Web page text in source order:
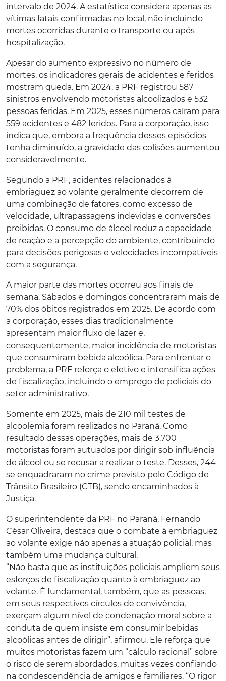
intervalo de 2024. A estatística considera apenas as
vítimas fatais confirmadas no local, não incluindo
mortes ocorridas durante o transporte ou após
hospitalização.
Apesar do aumento expressivo no número de
mortes, os indicadores gerais de acidentes e feridos
mostram queda. Em 2024, a PRF registrou 587
sinistros envolvendo motoristas alcoolizados e 532
pessoas feridas. Em 2025, esses números caíram para
559 acidentes e 482 feridos. Para a corporação, isso
indica que, embora a frequência desses episódios
tenha diminuído, a gravidade das colisões aumentou
consideravelmente.
Segundo a PRF, acidentes relacionados à
embriaguez ao volante geralmente decorrem de
uma combinação de fatores, como excesso de
velocidade, ultrapassagens indevidas e conversões
proibidas. O consumo de álcool reduz a capacidade
de reação e a percepção do ambiente, contribuindo
para decisões perigosas e velocidades incompatíveis
com a segurança.
A maior parte das mortes ocorreu aos finais de
semana. Sábados e domingos concentraram mais de
70% dos óbitos registrados em 2025. De acordo com
a corporação, esses dias tradicionalmente
apresentam maior fluxo de lazer e,
consequentemente, maior incidência de motoristas
que consumiram bebida alcoólica. Para enfrentar o
problema, a PRF reforça o efetivo e intensifica ações
de fiscalização, incluindo o emprego de policiais do
setor administrativo.
Somente em 2025, mais de 210 mil testes de
alcoolemia foram realizados no Paraná. Como
resultado dessas operações, mais de 3.700
motoristas foram autuados por dirigir sob influência
de álcool ou se recusar a realizar o teste. Desses, 244
se enquadraram no crime previsto pelo Código de
Trânsito Brasileiro (CTB), sendo encaminhados à
Justiça.
O superintendente da PRF no Paraná, Fernando
César Oliveira, destaca que o combate à embriaguez
ao volante exige não apenas a atuação policial, mas
também uma mudança cultural.
“Não basta que as instituições policiais ampliem seus
esforços de fiscalização quanto à embriaguez ao
volante. É fundamental, também, que as pessoas,
em seus respectivos círculos de convivência,
exerçam algum nível de condenação moral sobre a
conduta de quem insiste em consumir bebidas
alcoólicas antes de dirigir”, afirmou. Ele reforça que
muitos motoristas fazem um “cálculo racional” sobre
o risco de serem abordados, muitas vezes confiando
na condescendência de amigos e familiares. “O rigor